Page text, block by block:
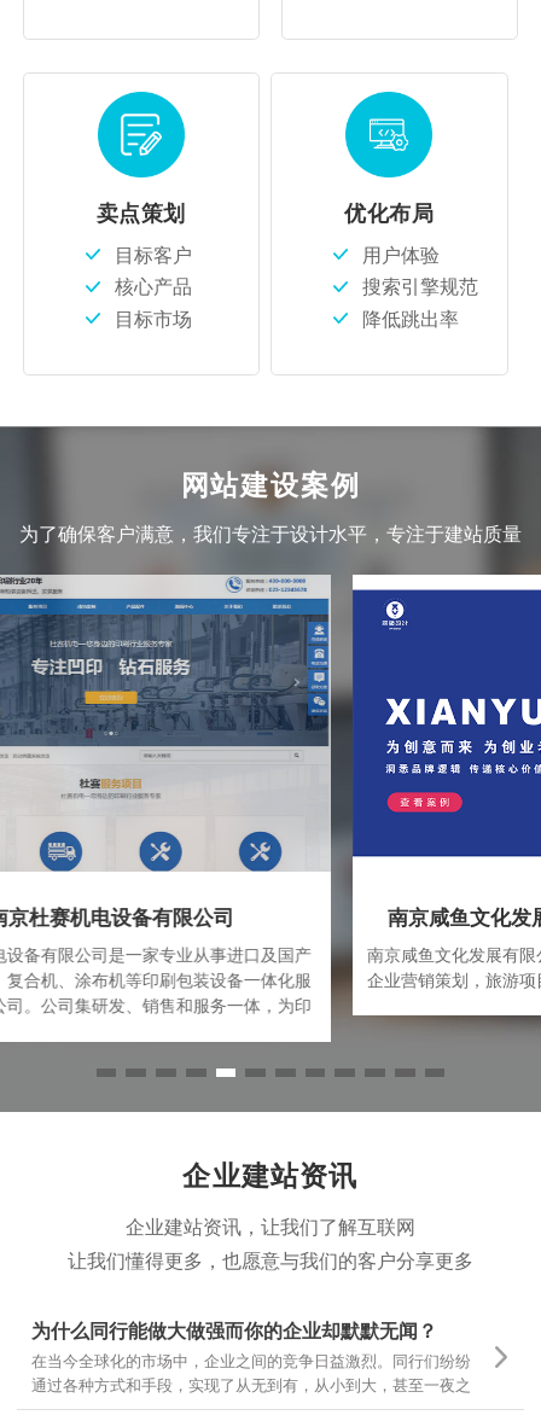
卖点策划
目标客户
核心产品
目标市场
优化布局
用户体验
搜索引擎规范
降低跳出率
网站建设案例
为了确保客户满意，我们专注于设计水平，专注于建站质量
南京咸鱼文化发展有限公司网站制作案例
南京咸鱼文化发展有限公司主要致力于企业形象设计，
企业营销策划，旅游项目策划等品牌设计和策划
企业建站资讯
企业建站资讯，让我们了解互联网
让我们懂得更多，也愿意与我们的客户分享更多
为什么同行能做大做强而你的企业却默默无闻？
在当今全球化的市场中，企业之间的竞争日益激烈。同行们纷纷
通过各种方式和手段，实现了从无到有，从小到大，甚至一夜之
间家喻户晓。然而，为什么有些企业却仍然在默默无闻中挣扎